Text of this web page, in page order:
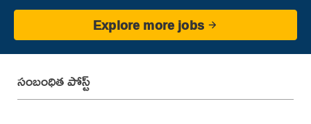
Explore more jobs
సంబంధిత పోస్ట్